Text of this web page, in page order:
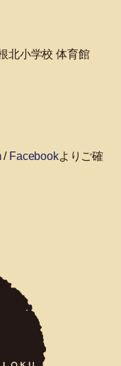
北小学校 体育館
/ Facebookよりご確